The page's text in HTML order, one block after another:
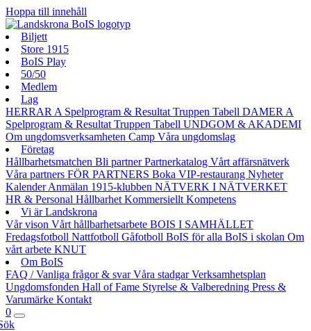
Hoppa till innehåll
Biljett
Store 1915
BoIS Play
50/50
Medlem
Lag
HERRAR A Spelprogram & Resultat Truppen Tabell DAMER A
Spelprogram & Resultat Truppen Tabell UNDGOM & AKADEMI
Om ungdomsverksamheten Camp Våra ungdomslag
Företag
Hållbarhetsmatchen Bli partnerPartnerkatalog Vårt affärsnätverk
Våra partners FÖR PARTNERS Boka VIP-restaurang Nyheter
KalenderAnmälan 1915-klubben NÄTVERK I NÄTVERKET
HR & Personal Hållbarhet Kommersiellt Kompetens
Vi är Landskrona
Vår vison Vårt hållbarhetsarbete BOIS I SAMHÄLLET
Fredagsfotboll Nattfotboll Gåfotboll BoIS för alla BoIS i skolan Om
vårt arbete KNUT
Om BoIS
FAQ / Vanliga frågor & svarVåra stadgarVerksamhetsplan
Ungdomsfonden Hall of Fame Styrelse & Valberedning Press &
Varumärke Kontakt
0